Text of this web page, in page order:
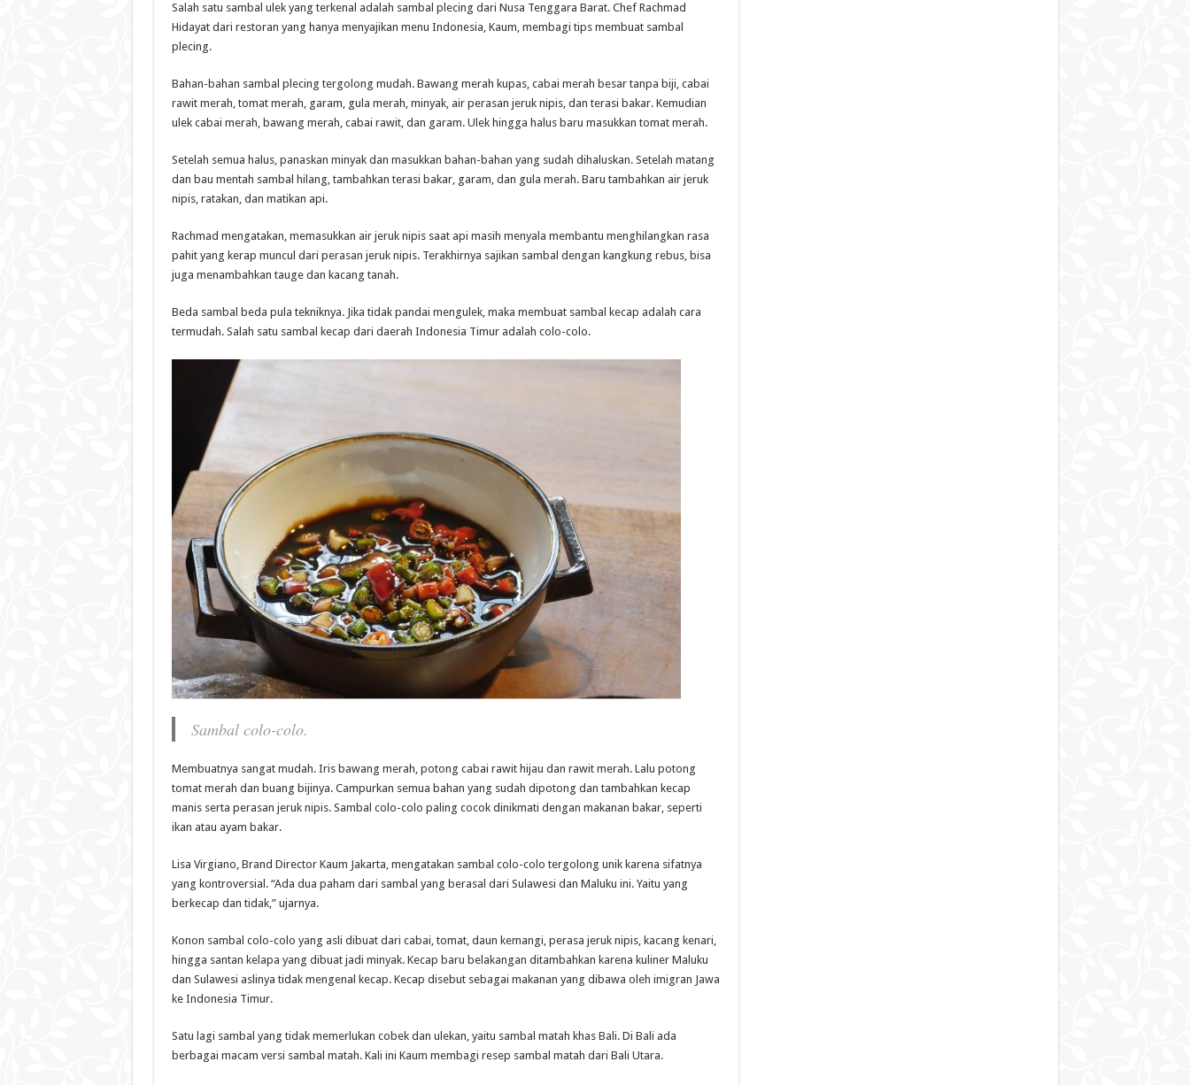
Salah satu sambal ulek yang terkenal adalah sambal plecing dari Nusa Tenggara Barat. Chef Rachmad
Hidayat dari restoran yang hanya menyajikan menu Indonesia, Kaum, membagi tips membuat sambal
plecing.
Bahan-bahan sambal plecing tergolong mudah. Bawang merah kupas, cabai merah besar tanpa biji, cabai
rawit merah, tomat merah, garam, gula merah, minyak, air perasan jeruk nipis, dan terasi bakar. Kemudian
ulek cabai merah, bawang merah, cabai rawit, dan garam. Ulek hingga halus baru masukkan tomat merah.
Setelah semua halus, panaskan minyak dan masukkan bahan-bahan yang sudah dihaluskan. Setelah matang
dan bau mentah sambal hilang, tambahkan terasi bakar, garam, dan gula merah. Baru tambahkan air jeruk
nipis, ratakan, dan matikan api.
Rachmad mengatakan, memasukkan air jeruk nipis saat api masih menyala membantu menghilangkan rasa
pahit yang kerap muncul dari perasan jeruk nipis. Terakhirnya sajikan sambal dengan kangkung rebus, bisa
juga menambahkan tauge dan kacang tanah.
Beda sambal beda pula tekniknya. Jika tidak pandai mengulek, maka membuat sambal kecap adalah cara
termudah. Salah satu sambal kecap dari daerah Indonesia Timur adalah colo-colo.
Sambal colo-colo.
Membuatnya sangat mudah. Iris bawang merah, potong cabai rawit hijau dan rawit merah. Lalu potong
tomat merah dan buang bijinya. Campurkan semua bahan yang sudah dipotong dan tambahkan kecap
manis serta perasan jeruk nipis. Sambal colo-colo paling cocok dinikmati dengan makanan bakar, seperti
ikan atau ayam bakar.
Lisa Virgiano, Brand Director Kaum Jakarta, mengatakan sambal colo-colo tergolong unik karena sifatnya
yang kontroversial. “Ada dua paham dari sambal yang berasal dari Sulawesi dan Maluku ini. Yaitu yang
berkecap dan tidak,” ujarnya.
Konon sambal colo-colo yang asli dibuat dari cabai, tomat, daun kemangi, perasa jeruk nipis, kacang kenari,
hingga santan kelapa yang dibuat jadi minyak. Kecap baru belakangan ditambahkan karena kuliner Maluku
dan Sulawesi aslinya tidak mengenal kecap. Kecap disebut sebagai makanan yang dibawa oleh imigran Jawa
ke Indonesia Timur.
Satu lagi sambal yang tidak memerlukan cobek dan ulekan, yaitu sambal matah khas Bali. Di Bali ada
berbagai macam versi sambal matah. Kali ini Kaum membagi resep sambal matah dari Bali Utara.